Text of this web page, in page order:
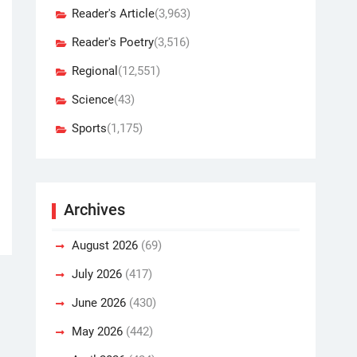
Reader's Article(3,963)
Reader's Poetry(3,516)
Regional (12,551)
Science(43)
Sports(1,175)
Archives
August 2026 (69)
July 2026 (417)
June 2026 (430)
May 2026 (442)